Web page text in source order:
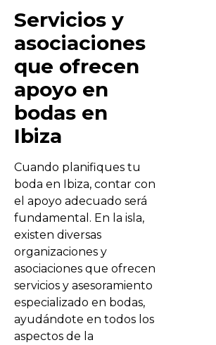
Servicios y
asociaciones
que ofrecen
apoyo en
bodas en
Ibiza
Cuando planifiques tu
boda en Ibiza, contar con
el apoyo adecuado será
fundamental. En la isla,
existen diversas
organizaciones y
asociaciones que ofrecen
servicios y asesoramiento
especializado en bodas,
ayudándote en todos los
aspectos de la